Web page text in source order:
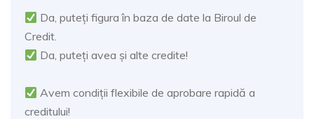
Da, puteți figura în baza de date la Biroul de
Credit.
Da, puteți avea și alte credite!
Avem condiții flexibile de aprobare rapidă a
creditului!